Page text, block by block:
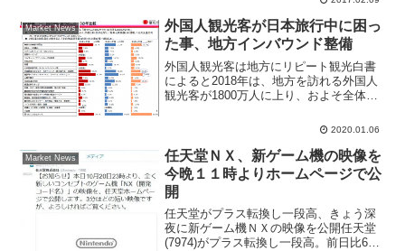
が参加する買収）を発表していた。投資
会社イングラルの子会社アドヒアレンス
がアデランスをＴＯ...
Market News
外国人観光客が日本旅行中に困っ
た事、地方インバウンド整備
外国人観光客は地方にリピート観光白書
によると2018年は、地方を訪れる外国人
観光客が1800万人に上り、およそ全体の
外国人客数の順調な伸び、訪日外国人観
光客はリピートして日本国内の地方へコ
ト消費に拡大し...
2020.01.06
Market News
任天堂ＮＸ、新ゲーム機の映像を
今晩１１時よりホームページで公
開
任天堂がプラス転換し一段高、きょう深
夜に新ゲーム機ＮＸの映像を公開任天堂
(7974)がプラス転換し一段高。前日比630